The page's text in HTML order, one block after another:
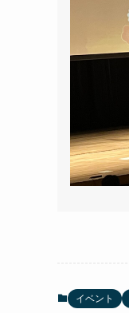
イベント